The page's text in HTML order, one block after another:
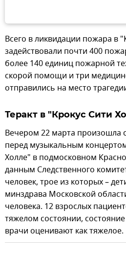
Всего в ликвидации пожара в
задействовали почти 400
более 140 единиц пожарной
скорой помощи и три
отправились на место
Теракт в "Крокус Сити
Вечером 22 марта произошла
перед музыкальным
Холле" в подмосковном
данным Следственного
человек, трое из которых –
минздрава Московской
человека. 12 взрослых
тяжелом состоянии,
врачи оценивают как тяжелое.